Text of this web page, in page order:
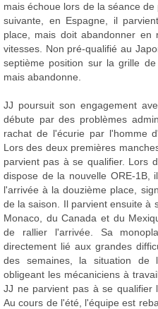
mais échoue lors de la séance
suivante, en Espagne, il
place, mais doit abandonner
vitesses. Non pré-qualifié au
septième position sur la grille
mais abandonne.
JJ poursuit son engagement
débute par des problèmes
rachat de l'écurie par l'homme
Lors des deux premières
parvient pas à se qualifier. Lors
dispose de la nouvelle ORE-
l'arrivée à la douzième place,
de la saison. Il parvient ensuite à
Monaco, du Canada et du
de rallier l'arrivée. Sa
directement lié aux grandes
des semaines, la situation de
obligeant les mécaniciens à
JJ ne parvient pas à se qualifier
Au cours de l'été, l'équipe est